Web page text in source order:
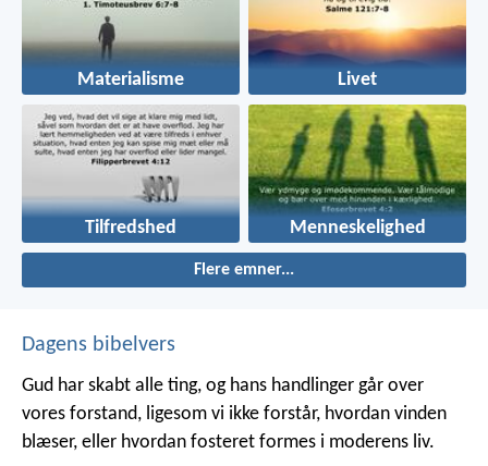
Materialisme Livet
Tilfredshed Menneskelighed
Flere emner...
Dagens bibelvers
Gud har skabt alle ting, og hans handlinger går over
vores forstand, ligesom vi ikke forstår, hvordan vinden
blæser, eller hvordan fosteret formes i moderens liv.